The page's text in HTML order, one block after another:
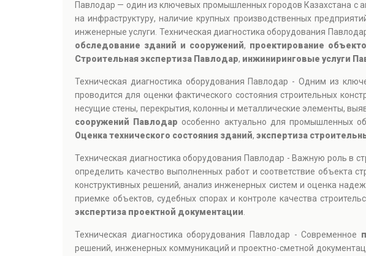
Павлодар — один из ключевых промышленных городов Казахстана с
на инфраструктуру, наличие крупных производственных
инженерные услуги. Техническая диагностика оборудования
обследование зданий и сооружений, проектирование
Строительная экспертиза Павлодар, инжиниринговые услуги
Техническая диагностика оборудования Павлодар - Одним из
проводится для оценки фактического состояния строительных
несущие стены, перекрытия, колонны и металлические элементы,
сооружений Павлодар особенно актуально для промышленных
Оценка технического состояния зданий, экспертиза
Техническая диагностика оборудования Павлодар - Важную роль в
определить качество выполненных работ и соответствие объекта
конструктивных решений, анализ инженерных систем и оценка
приемке объектов, судебных спорах и контроле качества
экспертиза проектной документации
Техническая диагностика оборудования Павлодар - Современное
решений, инженерных коммуникаций и проектно-сметной